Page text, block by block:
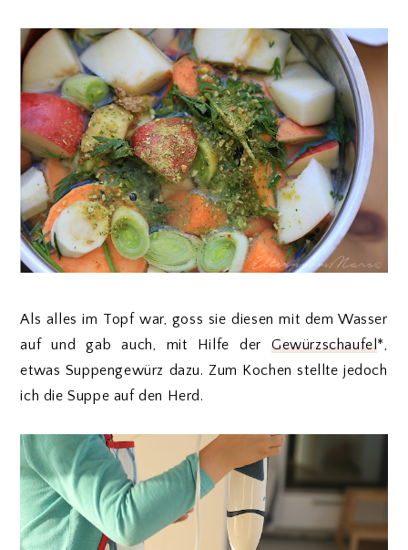
Als alles im Topf war, goss sie diesen mit dem Wasser
auf und gab auch, mit Hilfe der Gewürzschaufel*,
etwas Suppengewürz dazu. Zum Kochen stellte jedoch
ich die Suppe auf den Herd.